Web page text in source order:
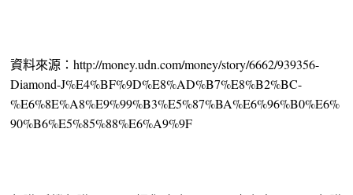
資料來源：http://money.udn.com/money/story/6662/939356-
Diamond-J%E4%BF%9D%E8%AD%B7%E8%B2%BC-
%E6%8E%A8%E9%99%B3%E5%87%BA%E6%96%B0%E6%
90%B6%E5%85%88%E6%A9%9F